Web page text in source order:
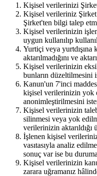
Kişisel verilerinizi
Kişisel verileriniz Şirket
Şirket'ten bilgi talep
Kişisel verilerinizin
uygun kullanılıp
Yurtiçi veya yurtdışına
aktarılmadığını ve
Kişisel verilerinizin
bunların düzeltilmesini
Kanun'un 7'inci
kişisel verilerinizin yok
anonimleştirilmesini
Kişisel verilerinizin
silinmesi veya yok
verilerinizin
İşlenen kişisel
vasıtasıyla analiz
sonuç var ise bu
Kişisel verilerinizin
zarara uğramanız